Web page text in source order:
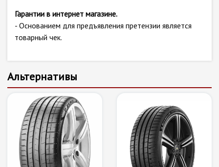
Гарантии в интернет магазине.
- Основанием для предъявления претензии является
товарный чек.
Альтернативы